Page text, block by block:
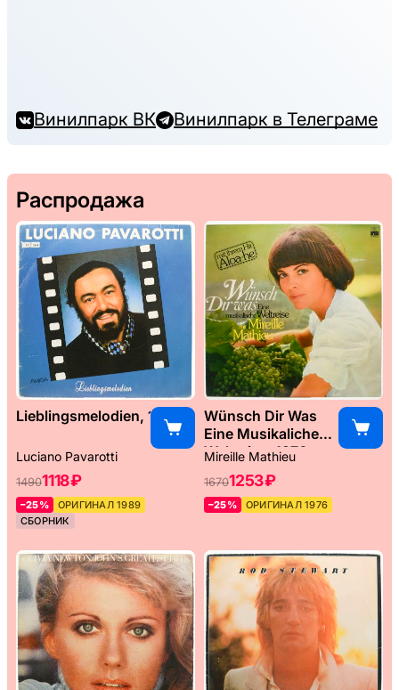
Винилпарк ВК Винилпарк в Телеграме
Распродажа
Lieblingsmelodien, 1989
Luciano Pavarotti
14901118 ₽
–25%
ОРИГИНАЛ 1989
СБОРНИК
Wünsch Dir Was
Eine Musikaliche
Weltreise, 1976
Mireille Mathieu
16701253 ₽
–25% ОРИГИНАЛ 1976